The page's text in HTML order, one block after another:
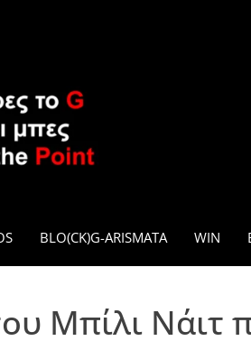
BLO(CK)G-ARISMATA WIN
Μπίλι Νάιτ